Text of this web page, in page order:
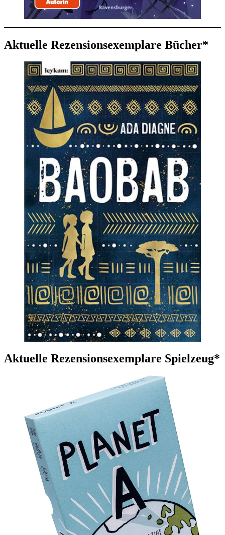
Aktuelle Rezensionsexemplare Bücher*
Aktuelle Rezensionsexemplare Spielzeug*